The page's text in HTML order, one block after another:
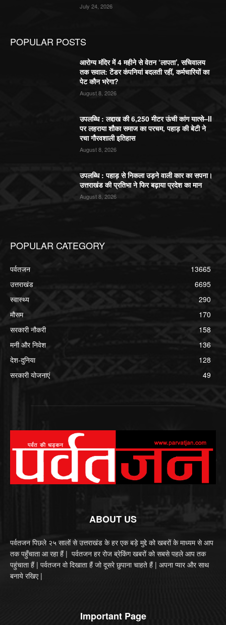
July 24, 2026
POPULAR POSTS
आरोग्य मंदिर में 4 महीने से वेतन ‘लापता’, सचिवालय
तक सवाल: टेंडर कंपनियां बदलती रहीं, कर्मचारियों का
पेट कौन भरेगा?
August 8, 2026
उपलब्धि : लद्दाख की 6,250 मीटर ऊंची कांग यात्से–II
पर लहराया शौका समाज का परचम, पहाड़ की बेटी ने
रचा गौरवशाली इतिहास
August 8, 2026
उपलब्धि : पहाड़ से निकला उड़ने वाली कार का सपना।
उत्तराखंड की प्रतिभा ने फिर बढ़ाया प्रदेश का मान
August 8, 2026
POPULAR CATEGORY
पर्वतजन
13665
उत्तराखंड
6695
स्वास्थ्य
290
मौसम
170
सरकारी नौकरी
158
मनी और निवेश
136
देश-दुनिया
128
सरकारी योजनाएं
49
ABOUT US
पर्वतजन पिछले २५ सालों से उत्तराखंड के हर एक बड़े मुद्दे को खबरों के माध्यम से आप
तक पहुँचाता आ रहा हैं | पर्वतजन हर रोज ब्रेकिंग खबरों को सबसे पहले आप तक
पहुंचाता हैं | पर्वतजन वो दिखाता हैं जो दूसरे छुपाना चाहते हैं | अपना प्यार और साथ
बनाये रखिए |
Important Page